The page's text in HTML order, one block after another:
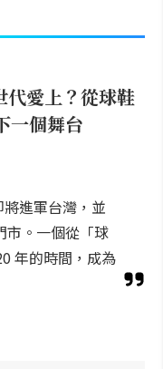
愛上？從球鞋
一個舞台
進軍台灣，並
市。一個從「球
年的時間，成為